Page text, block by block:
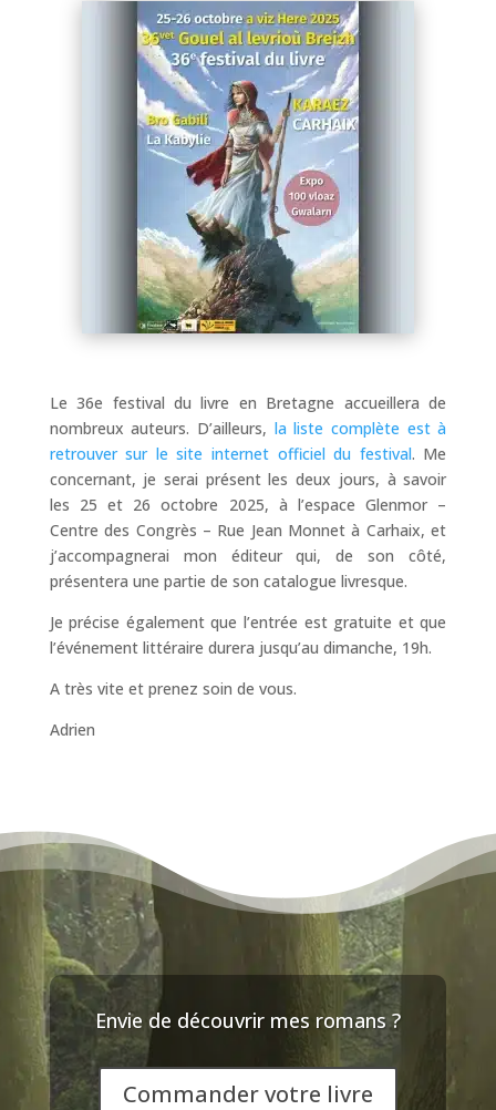
Le 36e festival du livre en Bretagne accueillera de
nombreux auteurs. D’ailleurs, la liste complète est à
retrouver sur le site internet officiel du festival. Me
concernant, je serai présent les deux jours, à savoir
les 25 et 26 octobre 2025, à l’espace Glenmor –
Centre des Congrès – Rue Jean Monnet à Carhaix, et
j’accompagnerai mon éditeur qui, de son côté,
présentera une partie de son catalogue livresque.
Je précise également que l’entrée est gratuite et que
l’événement littéraire durera jusqu’au dimanche, 19h.
A très vite et prenez soin de vous.
Adrien
Envie de découvrir mes romans ?
Commander votre livre